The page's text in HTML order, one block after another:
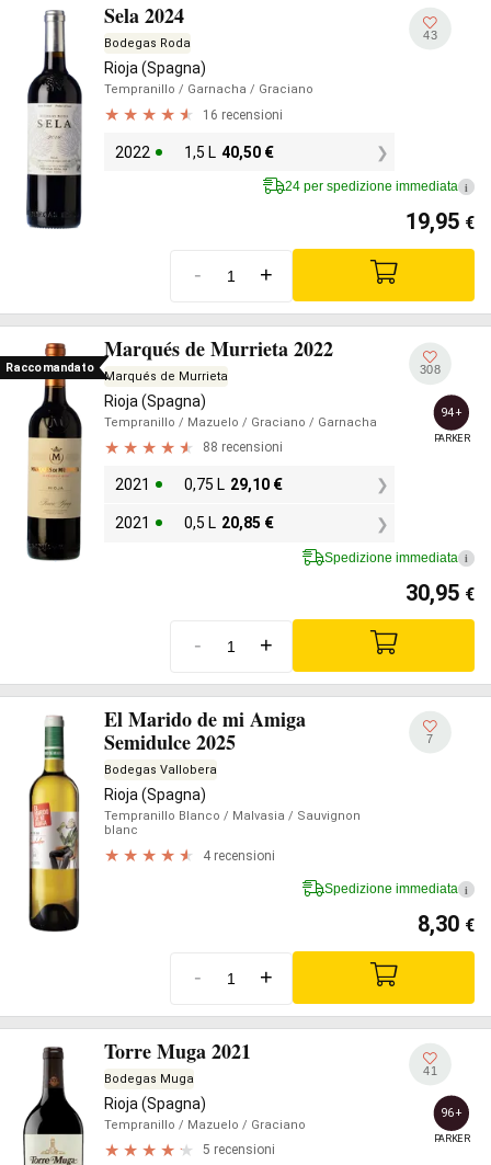
Sela 2024
Bodegas Roda
Rioja (Spagna)
Tempranillo / Garnacha / Graciano
16 recensioni
2022 1,5 L 40,50 €
43
24 per spedizione immediata i
19,95 €
- +
Raccomandato
Marqués de Murrieta 2022
Marqués de Murrieta
Rioja (Spagna)
Tempranillo / Mazuelo / Graciano / Garnacha
88 recensioni
2021 0,75 L 29,10 €
2021 0,5 L 20,85 €
308
94+
PARKER
Spedizione immediata i
30,95 €
- +
El Marido de mi Amiga
Semidulce 2025
Bodegas Vallobera
Rioja (Spagna)
Tempranillo Blanco / Malvasia / Sauvignon
blanc
4 recensioni
7
Spedizione immediata i
8,30 €
- +
Torre Muga 2021
Bodegas Muga
Rioja (Spagna)
Tempranillo / Mazuelo / Graciano
5 recensioni
41
96+
PARKER